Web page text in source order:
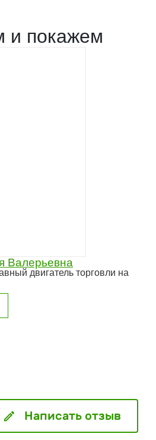
и покажем
Валерьевна
двигатель торговли на
Написать отзыв